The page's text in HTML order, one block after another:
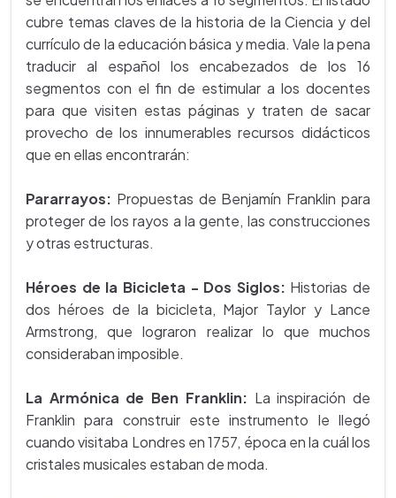
cubre temas claves de la historia de la Ciencia y del
currículo de la educación básica y media. Vale la pena
traducir al español los encabezados de los 16
segmentos con el fin de estimular a los docentes
para que visiten estas páginas y traten de sacar
provecho de los innumerables recursos didácticos
que en ellas encontrarán:
Pararrayos: Propuestas de Benjamín Franklin para
proteger de los rayos a la gente, las construcciones
y otras estructuras.
Héroes de la Bicicleta - Dos Siglos: Historias de
dos héroes de la bicicleta, Major Taylor y Lance
Armstrong, que lograron realizar lo que muchos
consideraban imposible.
La Armónica de Ben Franklin: La inspiración de
Franklin para construir este instrumento le llegó
cuando visitaba Londres en 1757, época en la cuál los
cristales musicales estaban de moda.